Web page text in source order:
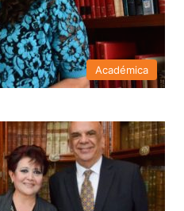
Académica